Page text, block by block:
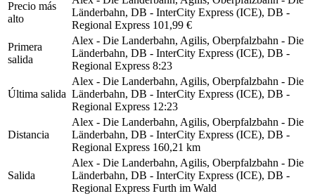
Precio más
alto
Länderbahn, DB - InterCity Express (ICE), DB -
Regional Express 101,99 €
Primera
salida
Alex - Die Landerbahn, Agilis, Oberpfalzbahn - Die
Länderbahn, DB - InterCity Express (ICE), DB -
Regional Express 8:23
Última salida
Alex - Die Landerbahn, Agilis, Oberpfalzbahn - Die
Länderbahn, DB - InterCity Express (ICE), DB -
Regional Express 12:23
Distancia
Alex - Die Landerbahn, Agilis, Oberpfalzbahn - Die
Länderbahn, DB - InterCity Express (ICE), DB -
Regional Express 160,21 km
Salida
Alex - Die Landerbahn, Agilis, Oberpfalzbahn - Die
Länderbahn, DB - InterCity Express (ICE), DB -
Regional Express Furth im Wald